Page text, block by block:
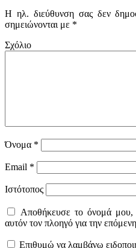
Η ηλ. διεύθυνση σας δεν
σημειώνονται με *
Όνομα *
Email *
Ιστότοπος
Αποθήκευσε το όνομά μου,
αυτόν τον πλοηγό για την
Επιθυμώ να λαμβάνω